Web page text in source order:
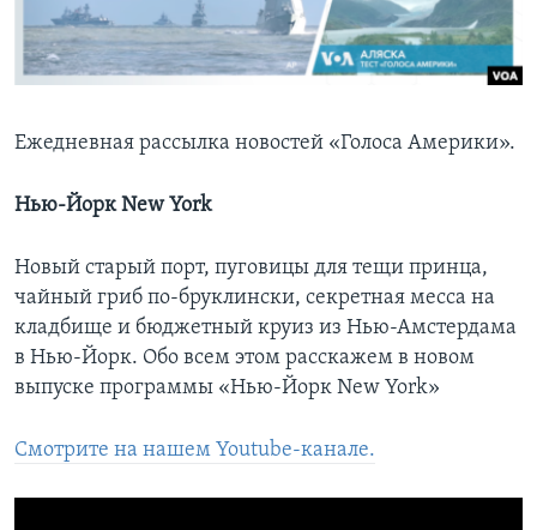
Learning English
Языки
Ежедневная рассылка новостей «Голоса Америки».
Нью-Йорк New York
Новый старый порт, пуговицы для тещи принца,
чайный гриб по-бруклински, секретная месса на
кладбище и бюджетный круиз из Нью-Амстердама
в Нью-Йорк. Обо всем этом расскажем в новом
выпуске программы «Нью-Йорк New York»
Смотрите на нашем Youtube-канале.